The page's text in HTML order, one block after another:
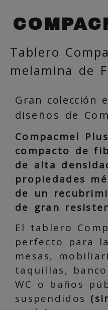
Tablero
melamina de
Gran colección
diseños de
Compacmel Plus
compacto de
de alta
propiedades
de un
de gran
El tablero
perfecto para la
mesas,
taquillas,
WC o baños
suspendidos